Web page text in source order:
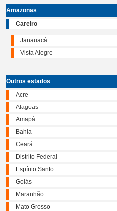
Amazonas
Careiro
Janauacá
Vista Alegre
Outros estados
Acre
Alagoas
Amapá
Bahia
Ceará
Distrito Federal
Espírito Santo
Goiás
Maranhão
Mato Grosso